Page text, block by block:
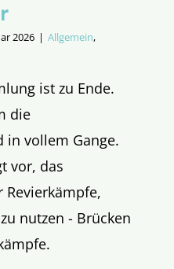
2026 | Allgemein,
ist zu Ende.
die
in vollem Gange.
vor, das
nutzen - Brücken